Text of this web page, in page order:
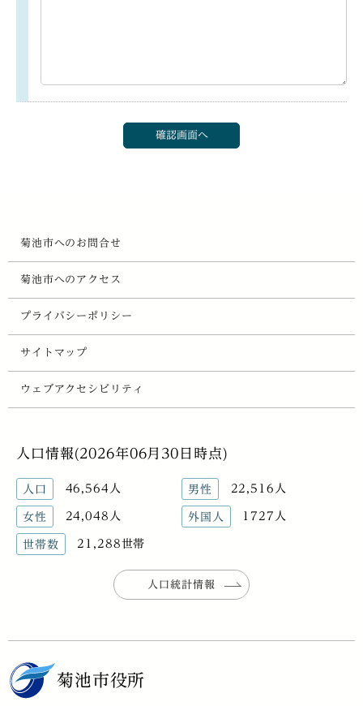
菊池市へのお問合せ
菊池市へのアクセス
プライバシーポリシー
サイトマップ
ウェブアクセシビリティ
人口情報(2026年06月30日時点)
人口 46,564人 男性 22,516人
女性 24,048人 外国人 1727人
世帯数 21,288世帯
人口統計情報
菊池市役所